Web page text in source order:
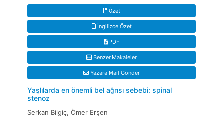
Özet
İngilizce Özet
PDF
Benzer Makaleler
Yazara Mail Gönder
Yaşlılarda en önemli bel ağrısı sebebi: spinal
stenoz
Serkan Bilgiç, Ömer Erşen